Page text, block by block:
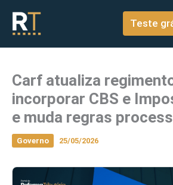
conteúdo
Teste
Carf atualiza
incorporar CBS e
e muda regras
Governo 25/05/2026